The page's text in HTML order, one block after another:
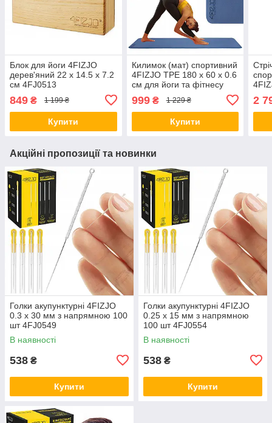
Блок для йоги 4FIZJO
дерев'яний 22 x 14.5 x 7.2
см 4FJ0513
849 ₴ 1 199 ₴
Купити
Килимок (мат) спортивний
4FIZJO TPE 180 x 60 x 0.6
см для йоги та фітнесу
999₴ 1 229 ₴
Купити
2
Акційні пропозиції та новинки
Голки акупунктурні 4FIZJO
0.3 х 30 мм з напрямною 100
шт 4FJ0549
В наявності
538 ₴
Купити
Голки акупунктурні 4FIZJO
0.25 х 15 мм з напрямною
100 шт 4FJ0554
В наявності
538 ₴
Купити